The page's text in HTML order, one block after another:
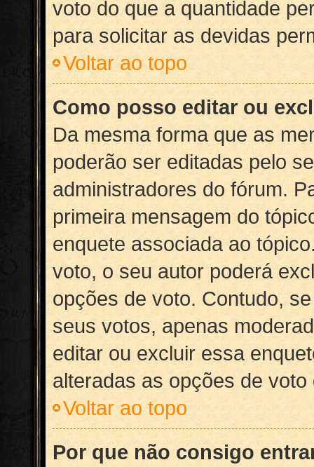
voto do que a quantidade
para solicitar as devidas
Voltar ao topo
Como posso editar ou
Da mesma forma que as
poderão ser editadas pelo
administradores do fórum.
primeira mensagem do
enquete associada ao
voto, o seu autor poderá
opções de voto. Contudo,
seus votos, apenas
editar ou excluir essa
alteradas as opções de
Voltar ao topo
Por que não consigo